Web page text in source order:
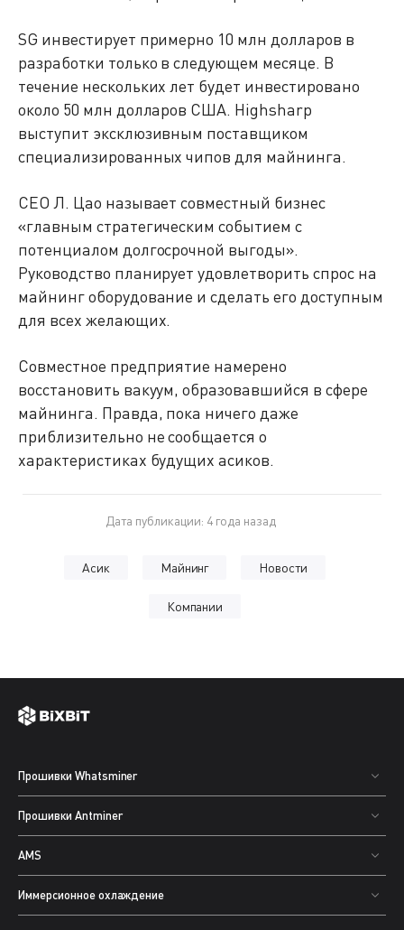
SG инвестирует примерно 10 млн долларов в
разработки только в следующем месяце. В
течение нескольких лет будет инвестировано
около 50 млн долларов США. Highsharp
выступит эксклюзивным поставщиком
специализированных чипов для майнинга.
CEO Л. Цао называет совместный бизнес
«главным стратегическим событием с
потенциалом долгосрочной выгоды».
Руководство планирует удовлетворить спрос на
майнинг оборудование и сделать его доступным
для всех желающих.
Совместное предприятие намерено
восстановить вакуум, образовавшийся в сфере
майнинга. Правда, пока ничего даже
приблизительно не сообщается о
характеристиках будущих асиков.
Дата публикации: 4 года назад
Асик Майнинг Новости
Компании
Прошивки Whatsminer
Прошивки Antminer
AMS
Иммерсионное охлаждение